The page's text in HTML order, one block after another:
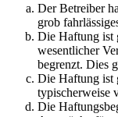
Der Betreiber
grob
Die Haftung ist
wesentlicher
begrenzt. Dies
Die Haftung ist
typischerweise
Die